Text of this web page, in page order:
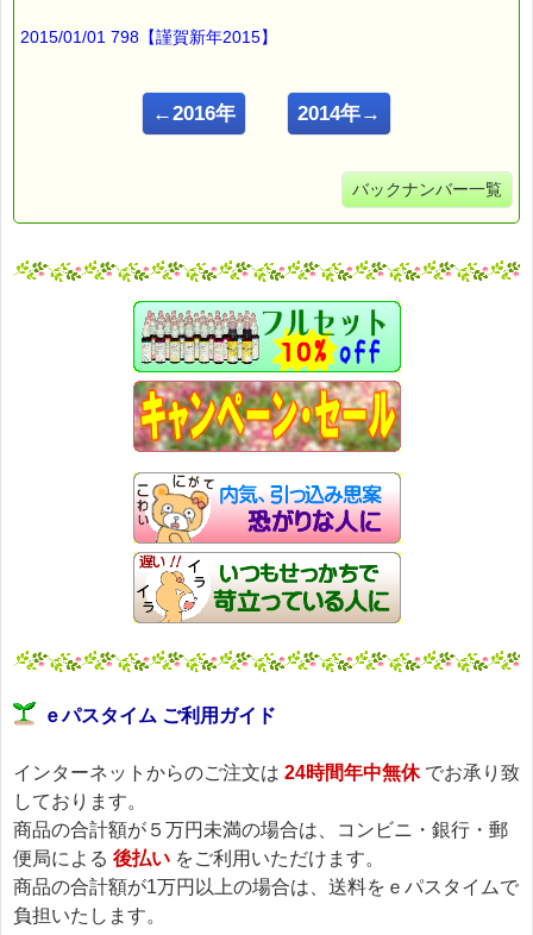
2015/01/01 798【謹賀新年2015】
←2016年 2014年→
バックナンバー一覧
ｅパスタイム ご利用ガイド
インターネットからのご注文は 24時間年中無休でお承り致
しております。
商品の合計額が５万円未満の場合は、コンビニ・銀行・郵
便局による 後払い をご利用いただけます。
商品の合計額が1万円以上の場合は、送料をｅパスタイムで
負担いたします。